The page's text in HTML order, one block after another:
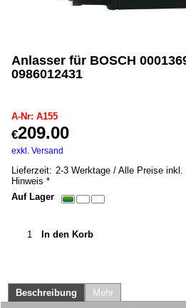
Anlasser für BOSCH
0986012431
A-Nr: A155
€209.00
exkl. Versand
Lieferzeit: 2-3 Werktage / Alle Preise
Hinweis *
Auf Lager
In den Korb
Beschreibung Mehr